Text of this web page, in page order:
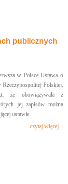
publicznych
w Polsce Ustawa o
Polskiej.
że obowiązywała z
jej zapisów można
ustawie.
czytaj więcej...